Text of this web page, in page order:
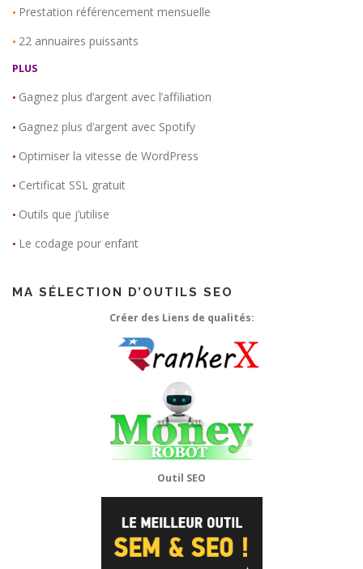
• Prestation référencement mensuelle
• 22 annuaires puissants
PLUS
• Gagnez plus d’argent avec l’affiliation
• Gagnez plus d’argent avec Spotify
• Optimiser la vitesse de WordPress
• Certificat SSL gratuit
• Outils que j’utilise
• Le codage pour enfant
MA SÉLECTION D’OUTILS SEO
Créer des Liens de qualités:
Outil SEO